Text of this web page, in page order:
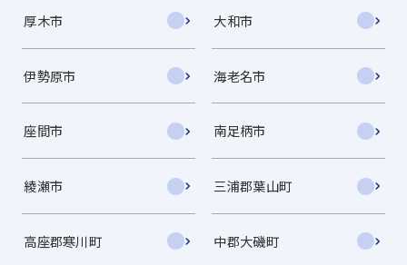
厚木市 大和市
伊勢原市 海老名市
座間市 南足柄市
綾瀬市 三浦郡葉山町
高座郡寒川町 中郡大磯町